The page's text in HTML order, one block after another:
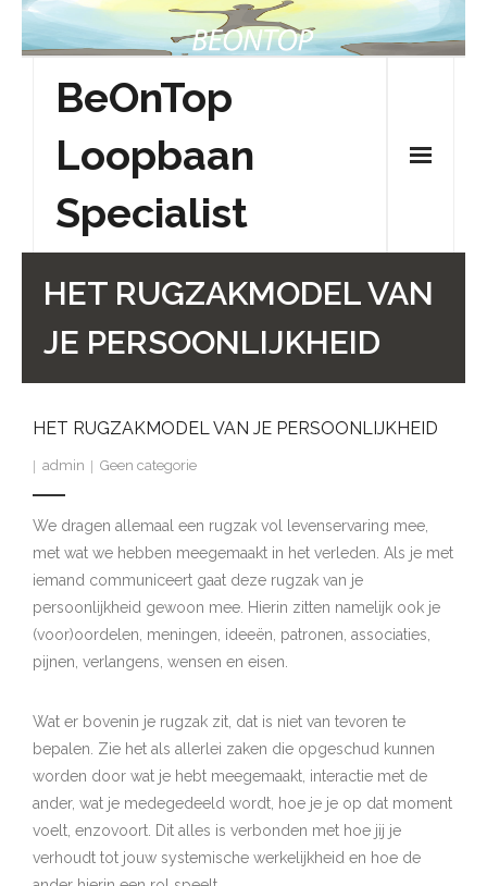
Skip
to
BeOnTop
Loopbaan
Specialist
HET RUGZAKMODEL VAN
JE PERSOONLIJKHEID
HET RUGZAKMODEL VAN JE PERSOONLIJKHEID
admin Geen categorie
We dragen allemaal een rugzak vol levenservaring mee,
met wat we hebben meegemaakt in het verleden. Als je met
iemand communiceert gaat deze rugzak van je
persoonlijkheid gewoon mee. Hierin zitten namelijk ook je
(voor)oordelen, meningen, ideeën, patronen, associaties,
pijnen, verlangens, wensen en eisen.
Wat er bovenin je rugzak zit, dat is niet van tevoren te
bepalen. Zie het als allerlei zaken die opgeschud kunnen
worden door wat je hebt meegemaakt, interactie met de
ander, wat je medegedeeld wordt, hoe je je op dat moment
voelt, enzovoort. Dit alles is verbonden met hoe jij je
verhoudt tot jouw systemische werkelijkheid en hoe de